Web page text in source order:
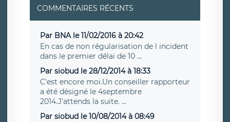
COMMENTAIRES RÉCENTS
Par BNA le 11/02/2016 à 20:42
En cas de non régularisation de l incident
dans le premier délai de 10 ...
Par siobud le 28/12/2014 à 18:33
C'est encore moi.Un conseiller rapporteur
a été désigné le 4septembre
2014.J'attends la suite. ...
Par siobud le 10/08/2014 à 08:49